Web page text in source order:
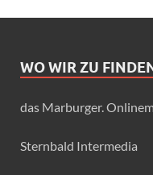
WO WIR ZU
das Marburger.
Sternbald Intermedia